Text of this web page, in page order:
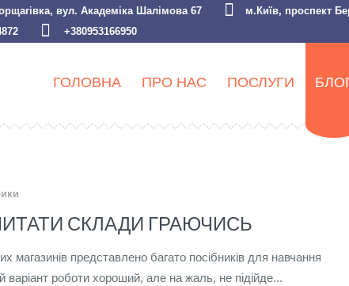
вул. Академіка Шалімова 67
м.Київ, проспект
+380953166950
ГОЛОВНА ПРО НАС ПОСЛУГИ
СКЛАДИ ГРАЮЧИСЬ
магазинів представлено багато посібників для навчання
варіант роботи хороший, але на жаль, не підійде...